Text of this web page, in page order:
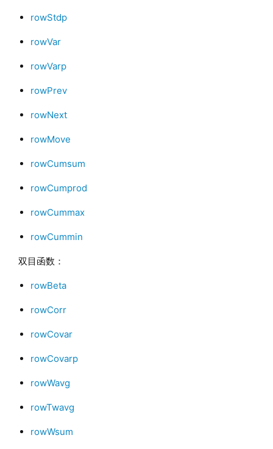
rowStdp
rowVar
rowVarp
rowPrev
rowNext
rowMove
rowCumsum
rowCumprod
rowCummax
rowCummin
双目函数：
rowBeta
rowCorr
rowCovar
rowCovarp
rowWavg
rowTwavg
rowWsum